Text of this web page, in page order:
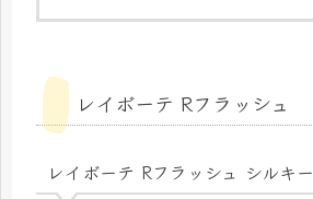
レイボーテ Rフラッシュ
レイボーテ Rフラッシュ シルキー